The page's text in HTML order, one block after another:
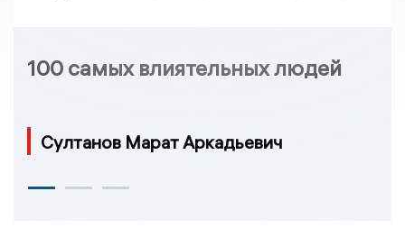
100 самых влиятельных людей
Султанов Марат Аркадьевич